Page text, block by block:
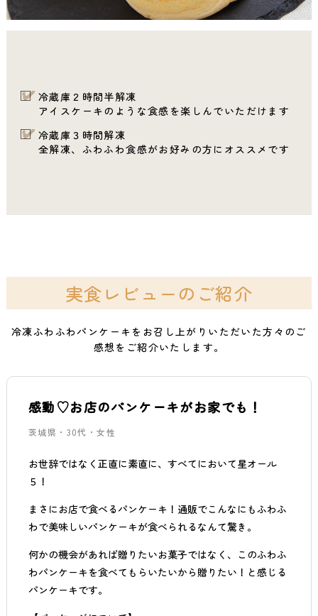
冷蔵庫２時間半解凍
アイスケーキのような食感を楽しんでいただけます
冷蔵庫３時間解凍
全解凍、ふわふわ食感がお好みの方にオススメです
実食レビューのご紹介
冷凍ふわふわパンケーキをお召し上がりいただいた方々のご
感想をご紹介いたします。
感動♡お店のパンケーキがお家でも！
茨城県・30代・女性
お世辞ではなく正直に素直に、すべてにおいて星オール
５！
まさにお店で食べるパンケーキ！通販でこんなにもふわふ
わで美味しいパンケーキが食べられるなんて驚き。
何かの機会があれば贈りたいお菓子ではなく、このふわふ
わパンケーキを食べてもらいたいから贈りたい！と感じる
パンケーキです。